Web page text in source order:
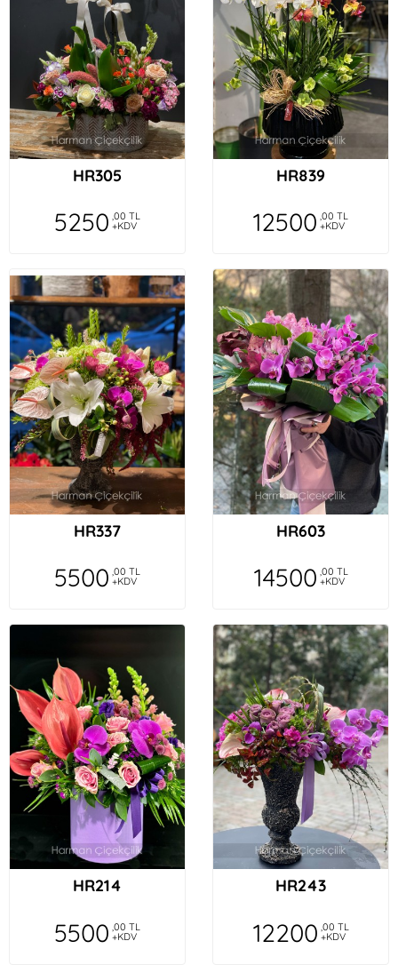
HR305
5250 ,00 TL
+KDV
HR839
12500 ,00 TL
+KDV
HR337
5500 ,00 TL
+KDV
HR603
14500 ,00 TL
+KDV
HR214
5500 ,00 TL
+KDV
HR243
12200 ,00 TL
+KDV